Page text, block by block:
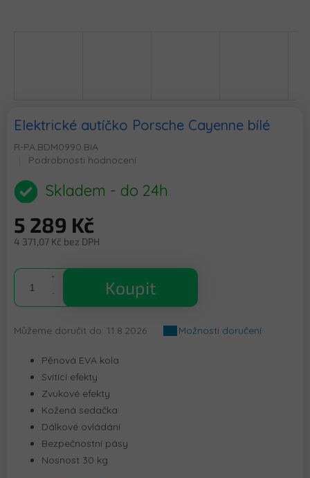
Elektrické autíčko Porsche Cayenne bílé
R-PA.BDM0990.BIA
Průměrné
produktu
je
z
5
Podrobnosti hodnocení
Skladem - do 24h
5 289 Kč
4 371,07 Kč bez DPH
cena:
Koupit
Můžeme doručit do: 11.8.2026 Možnosti doručení
Pěnová EVA kola
Svítící efekty
Zvukové efekty
Kožená sedačka
Dálkové ovládání
Bezpečnostní pásy
Nosnost 30 kg